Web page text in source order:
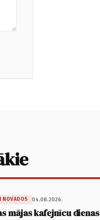
NOVADOS 04.08.2026.
mājas kafejnīcu dienas